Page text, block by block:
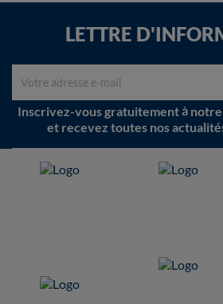
LETTRE
Inscrivez-vous gratuitement à
et recevez toutes nos